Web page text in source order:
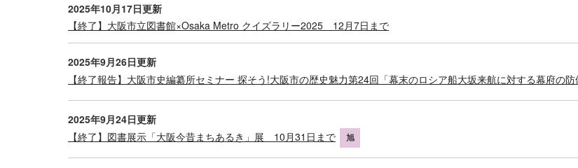
2025年10月17日更新
【終了】大阪市立図書館×Osaka Metro クイズラリー2025 12月7日まで
2025年9月26日更新
【終了報告】大阪市史編纂所セミナー 探そう!大阪市の歴史魅力第24回「幕末のロシア船大坂来航に対する幕府の
2025年9月24日更新
【終了】図書展示「大阪今昔まちあるき」展 10月31日まで
旭